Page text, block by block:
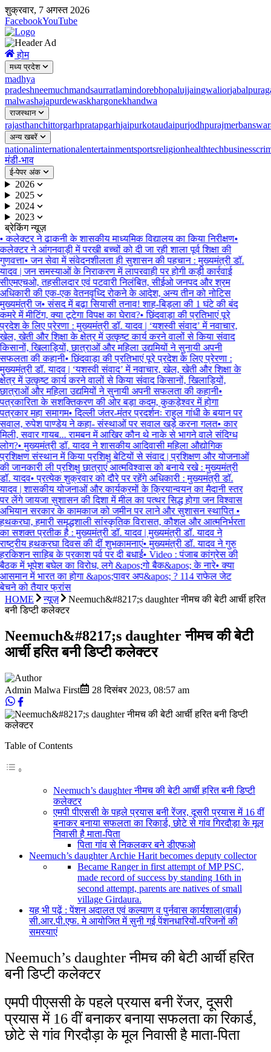
शुक्रवार, 7 अगस्त 2026
FacebookYouTube
होम
मध्य प्रदेश
madhya
pradeshneemuchmandsaurratlamindorebhopalujjaingwaliorjabalpur
malwashajapurdewaskhargonekhandwa
राजस्थान
rajasthanchittorgarhpratapgarhjaipurkotaudaipurjodhpurajmer
अन्य खबरें
nationalinternationalentertainmentsportsreligionhealthtechbusiness
मंडी-भाव
ई-पेपर अंक
2026
2025
2024
2023
ब्रेकिंग न्यूज़
कलेक्टर ने ढाकनी के शासकीय माध्यमिक विद्यालय का किया निरीक्षण•
ने आंगनवाड़ी में परखी बच्चों को दी जा रही शाला पूर्व शिक्षा की
• जन सेवा में संवेदनशीलता ही सुशासन की पहचान : मुख्यमंत्री डॉ.
| जन समस्याओं के निराकरण में लापरवाही पर होगी कड़ी कार्रवाई
तहसीलदार एवं पटवारी निलंबित, सीईओ जनपद और श्रम
की एक-एक वेतनवृध्दि रोकने के आदेश, अन्य तीन को नोटिस
ज• संसद में बढ़ा सियासी तनाव! शाह-बिड़ला की 1 घंटे की बंद
में मीटिंग, क्या टूटेगा विपक्ष का घेराव?• छिंदवाड़ा की प्रतिभाएं पूरे
के लिए प्रेरणा : मुख्यमंत्री डॉ. यादव | ‘यशस्वी संवाद’ में नवाचार,
खेती और शिक्षा के क्षेत्र में उत्कृष्ट कार्य करने वालों से किया संवाद
खिलाड़ियों, छात्राओं और महिला उद्यमियों ने सुनायी अपनी
की कहानी• छिंदवाड़ा की प्रतिभाएं पूरे प्रदेश के लिए प्रेरणा :
डॉ. यादव | ‘यशस्वी संवाद’ में नवाचार, खेल, खेती और शिक्षा के
में उत्कृष्ट कार्य करने वालों से किया संवाद किसानों, खिलाड़ियों,
और महिला उद्यमियों ने सुनायी अपनी सफलता की कहानी•
के सशक्तिकरण की ओर बड़ा कदम, कुकड़ेश्वर में होगा
महा समागम• दिल्ली जंतर-मंतर प्रदर्शनः राहुल गांधी के बयान पर
रुपेश पाण्डेय ने कहा- संस्थाओं पर सवाल खड़े करना गलत• कार
सवार गायब... रामबन में आखिर कौन थे नाके से भागने वाले संदिग्ध
• मुख्यमंत्री डॉ. यादव ने शासकीय आदिवासी महिला औद्योगिक
संस्थान में किया प्रशिक्षु बेटियों से संवाद | प्रशिक्षण और योजनाओं
जानकारी ली प्रशिक्षु छात्राएं आत्मविश्वास को बनाये रखे : मुख्यमंत्री
यादव• प्रत्येक शुक्रवार को दौरे पर रहेंगे अधिकारी : मुख्यमंत्री डॉ.
| शासकीय योजनाओं और कार्यक्रमों के क्रियान्वयन का मैदानी स्तर
लेंगे जायजा सुशासन की दिशा में मील का पत्थर सिद्ध होगा जन विश्वास
सरकार के कामकाज को जमीन पर लाने और सुशासन स्थापित •
हमारी समृद्धशाली सांस्कृतिक विरासत, कौशल और आत्मनिर्भरता
सशक्त प्रतीक है : मुख्यमंत्री डॉ. यादव | मुख्यमंत्री डॉ. यादव ने
हथकरघा दिवस की दीं शुभकामनाएं• मुख्यमंत्री डॉ. यादव ने गुरु
साहिब के प्रकाश पर्व पर दी बधाई• Video : पंजाब कांग्रेस की
में भूपेश बघेल का विरोध, लगे &apos;गो बैक&apos; के नारे• क्या
में भारत का होगा &apos;पावर अप&apos; ? 114 राफेल जेट
को तैयार फ्रांस
HOME
न्यूज़
Neemuch&#8217;s daughter नीमच की बेटी आर्ची हरित
बनी डिप्टी कलेक्टर
Neemuch&#8217;s daughter नीमच की बेटी
आर्ची हरित बनी डिप्टी कलेक्टर
Admin Malwa First 28 दिसंबर 2023, 08:57 am
Table of Contents
Neemuch’s daughter नीमच की बेटी आर्ची हरित बनी डिप्टी
कलेक्टर
एमपी पीएससी के पहले प्रयास बनी रेंजर, दूसरी प्रयास में 16 वीं
बनाकर बनाया सफलता का रिकार्ड, छोटे से गांव गिरदौड़ा के मूल
निवासी है माता-पिता
पिता गांव से निकलकर बने डीएफओ
Neemuch’s daughter Archie Harit becomes deputy collector
Became Ranger in first attempt of MP PSC,
made record of success by standing 16th in
second attempt, parents are natives of small
village Girdaura.
यह भी पढ़ें : पेंशन अदालत एवं कल्याण व पुर्नवास कार्यशाला(वार्ब)
सी.आर.पी.एफ. मे आयोजित में सुनी गई पेंशनधारियों-परिजनों की
समस्याएं
Neemuch’s daughter नीमच की बेटी आर्ची हरित
बनी डिप्टी कलेक्टर
एमपी पीएससी के पहले प्रयास बनी रेंजर, दूसरी
प्रयास में 16 वीं बनाकर बनाया सफलता का रिकार्ड,
छोटे से गांव गिरदौड़ा के मूल निवासी है माता-पिता